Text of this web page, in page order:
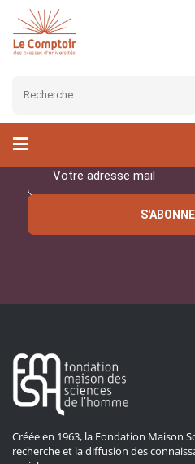
Inscrivez-
Créée en 1963, la Fondation Maison
recherche et la diffusion des